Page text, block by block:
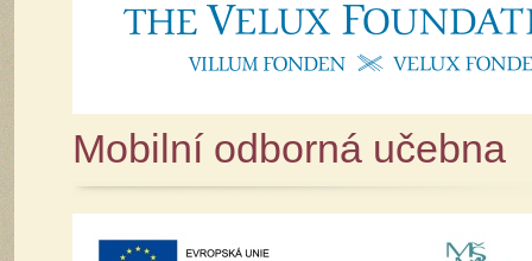
Mobilní odborná učebna